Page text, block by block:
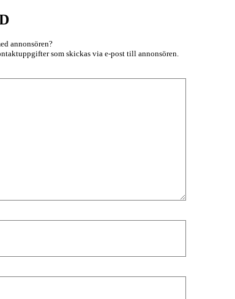
annonsören?
som skickas via e-post till annonsören.